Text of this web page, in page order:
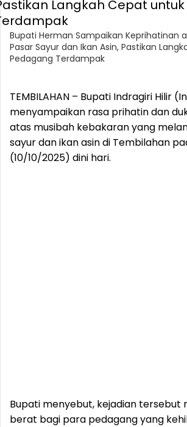
Bupati Herman Sampaikan Keprihatinan
Pasar Sayur dan Ikan Asin, Pastikan
Pedagang Terdampak
TEMBILAHAN – Bupati Indragiri Hilir
menyampaikan rasa prihatin dan
atas musibah kebakaran yang
sayur dan ikan asin di Tembilahan
(10/10/2025) dini hari.
Bupati menyebut, kejadian tersebut
berat bagi para pedagang yang